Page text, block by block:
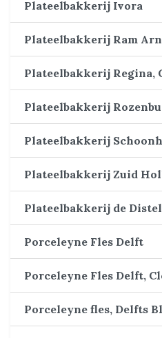
Plateelbakkerij Ivora
Plateelbakkerij Ram
Plateelbakkerij Regina,
Plateelbakkerij
Plateelbakkerij
Plateelbakkerij Zuid
Plateelbakkerij de
Porceleyne Fles Delft
Porceleyne Fles Delft,
Porceleyne fles, Delfts